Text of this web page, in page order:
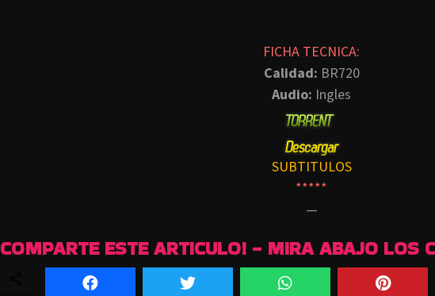
FICHA TECNICA:
Calidad: BR720
Audio: Ingles
SUBTITULOS
*****
—
COMPARTE ESTE ARTICULO! - MIRA ABAJO LOS